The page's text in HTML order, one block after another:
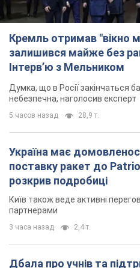
3 часа назад 2,4 т.
Дбала про учнів та
внаслідок удару РФ по
директорка київського
Вічна пам'ять жертвам
3 часа назад 14,2 т.